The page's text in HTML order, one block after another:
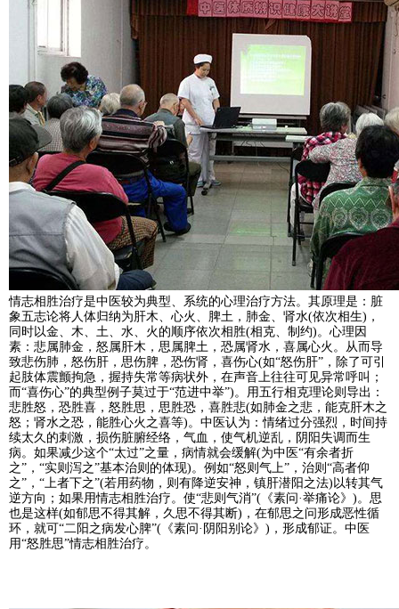
情志相胜治疗是中医较为典型、系统的心理治疗方法。其原理是：脏
象五志论将人体归纳为肝木、心火、脾土，肺金、肾水(依次相生)，
同时以金、木、土、水、火的顺序依次相胜(相克、制约)。心理因
素：悲属肺金，怒属肝木，思属脾土，恐属肾水，喜属心火。从而导
致悲伤肺，怒伤肝，思伤脾，恐伤肾，喜伤心(如“怒伤肝”，除了可引
起肢体震颤拘急，握持失常等病状外，在声音上往往可见异常呼叫；
而“喜伤心”的典型例子莫过于“范进中举”)。用五行相克理论则导出：
悲胜怒，恐胜喜，怒胜思，思胜恐，喜胜悲(如肺金之悲，能克肝木之
怒；肾水之恐，能胜心火之喜等)。中医认为：情绪过分强烈，时间持
续太久的刺激，损伤脏腑经络，气血，使气机逆乱，阴阳失调而生
病。如果减少这个“太过”之量，病情就会缓解(为中医“有余者折
之”，“实则泻之”基本治则的体现)。例如“怒则气上”，治则“高者仰
之”，“上者下之”(若用药物，则有降逆安神，镇肝潜阳之法)以转其气
逆方向；如果用情志相胜治疗。使“悲则气消”(《素问·举痛论》)。思
也是这样(如郁思不得其解，久思不得其断)，在郁思之问形成恶性循
环，就可“二阳之病发心脾”(《素问·阴阳别论》)，形成郁证。中医
用“怒胜思”情志相胜治疗。